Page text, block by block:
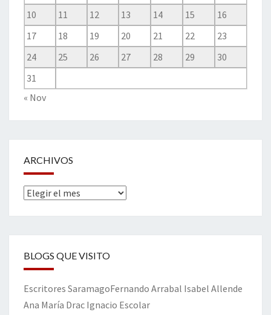
10
11 12 13 14 15
16
17
18 19 20 21 22
23
24
25 26 27 28 29
30
31
« Nov
ARCHIVOS
Archivos
BLOGS QUE VISITO
Escritores SaramagoFernando Arrabal Isabel Allende
Ana María Drac Ignacio Escolar